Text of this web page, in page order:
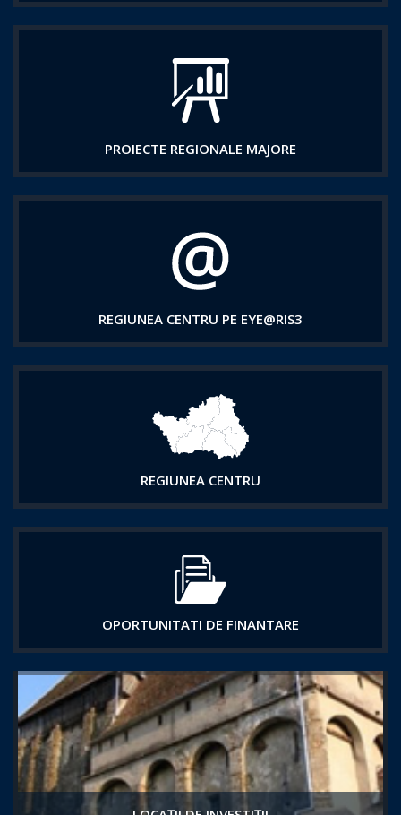
PROIECTE REGIONALE MAJORE
REGIUNEA CENTRU PE EYE@RIS3
REGIUNEA CENTRU
OPORTUNITATI DE FINANTARE